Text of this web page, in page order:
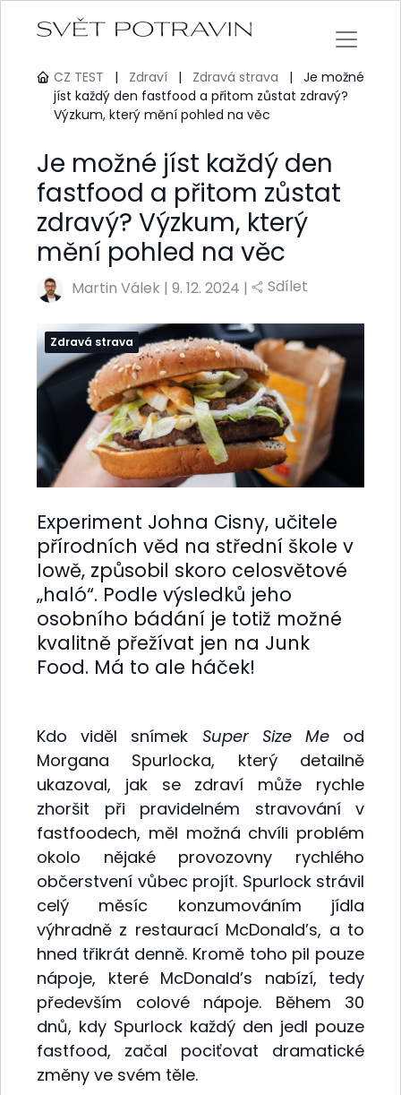
CZ TEST | Zdraví | Zdravá strava |
Je možné
jíst každý den fastfood a přitom zůstat zdravý?
Výzkum, který mění pohled na věc
Je možné jíst každý den
fastfood a přitom zůstat
zdravý? Výzkum, který
mění pohled na věc
Martin Válek | 9. 12. 2024 | Sdílet
Zdravá strava
Experiment Johna Cisny, učitele
přírodních věd na střední škole v
Iowě, způsobil skoro celosvětové
„haló“. Podle výsledků jeho
osobního bádání je totiž možné
kvalitně přežívat jen na Junk
Food. Má to ale háček!
Kdo viděl snímek Super Size Meod
Morgana Spurlocka, který detailně
ukazoval, jak se zdraví může rychle
zhoršit při pravidelném stravování v
fastfoodech, měl možná chvíli problém
okolo nějaké provozovny rychlého
občerstvení vůbec projít. Spurlock strávil
celý měsíc konzumováním jídla
výhradně z restaurací McDonald’s, a to
hned třikrát denně. Kromě toho pil pouze
nápoje, které McDonald’s nabízí, tedy
především colové nápoje. Během 30
dnů, kdy Spurlock každý den jedl pouze
fastfood, začal pociťovat dramatické
změny ve svém těle.